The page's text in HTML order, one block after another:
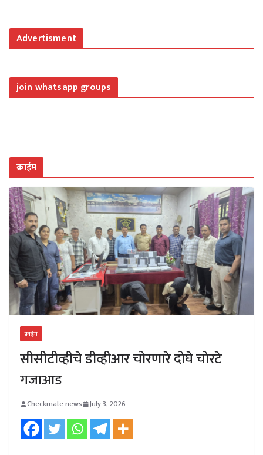
Advertisment
join whatsapp groups
क्राईम
क्राईम
सीसीटीव्हीचे डीव्हीआर चोरणारे दोघे चोरटे
गजाआड
Checkmate news July 3, 2026